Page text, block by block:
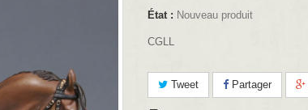
État : Nouveau produit
CGLL
Tweet Partager